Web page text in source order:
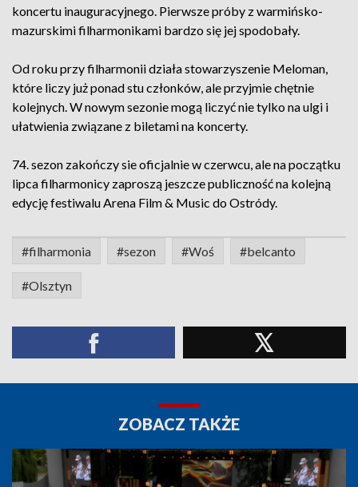
koncertu inauguracyjnego. Pierwsze próby z warmińsko-
mazurskimi filharmonikami bardzo się jej spodobały.
Od roku przy filharmonii działa stowarzyszenie Meloman,
które liczy już ponad stu członków, ale przyjmie chętnie
kolejnych. W nowym sezonie mogą liczyć nie tylko na ulgi i
ułatwienia związane z biletami na koncerty.
74. sezon zakończy sie oficjalnie w czerwcu, ale na początku
lipca filharmonicy zaproszą jeszcze publiczność na kolejną
edycję festiwalu Arena Film & Music do Ostródy.
#filharmonia #sezon #Woś #belcanto
#Olsztyn
ZOBACZ TAKŻE